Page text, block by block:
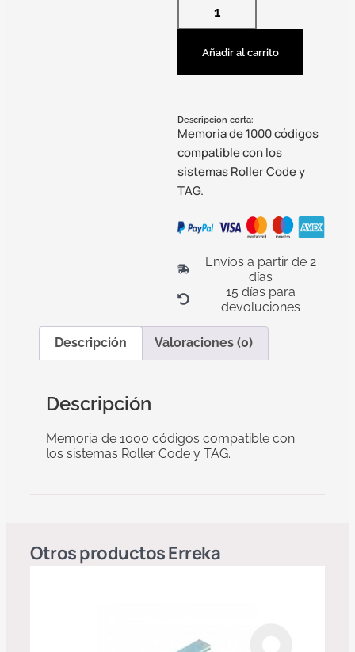
Añadir al carrito
Descripción corta:
Memoria de 1000 códigos
compatible con los
sistemas Roller Code y
TAG.
Envíos a partir de 2
días
15 días para
devoluciones
Descripción Valoraciones (0)
Descripción
Memoria de 1000 códigos compatible con
los sistemas Roller Code y TAG.
Otros productosErreka